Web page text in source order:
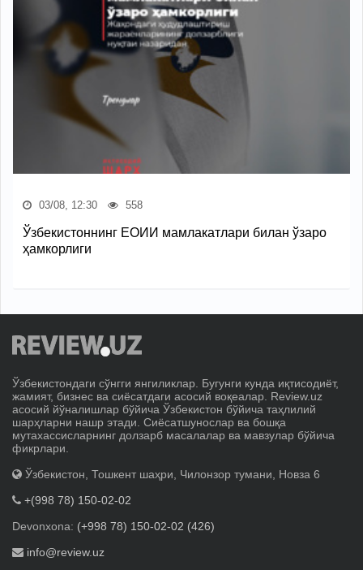
03/08, 12:30 558
Ўзбекистоннинг ЕОИИ мамлакатлари билан ўзаро
ҳамкорлиги
Ўзбекистондаги сўнгги янгиликлар. Бугунги кунда иқтисодиёт,
жамият, бизнес ва сиёсатдаги асосий воқеалар. Review.uz
асосий йўналишлар бўйича Ўзбекистон бўйича таҳлилий
шарҳларни нашр этади. Сиёсатшунослар ва бошқа
мутахассисларнинг долзарб масалалар ва мавзулар бўйича
фикрлари.
Ўзбекистон, Тошкент шаҳри, Чилонзор тумани, Новза 6
+(998 78) 150-02-02
Devonxona: (+998 78) 150-02-02 (426)
info@review.uz